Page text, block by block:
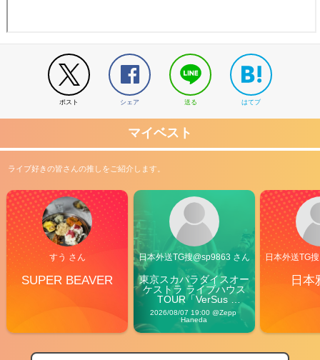
ポスト シェア 送る はてブ
マイベスト
ライブ好きの皆さんの推しをご紹介します。
すう さん
SUPER BEAVER
日本外送TG搜@sp9863 さん
東京スカパラダイスオー
ケストラ ライブハウス
TOUR「VerSus
Carnival」
2026/08/07 19:00 @Zepp
Haneda
日本外送TG
日本